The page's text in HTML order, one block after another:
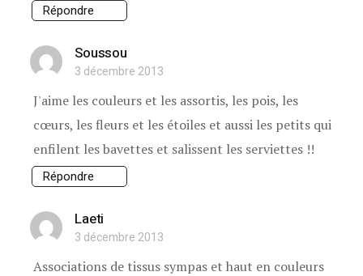
Répondre
Soussou
3 décembre 2013
J'aime les couleurs et les assortis, les pois, les
cœurs, les fleurs et les étoiles et aussi les petits qui
enfilent les bavettes et salissent les serviettes !!
Répondre
Laeti
3 décembre 2013
Associations de tissus sympas et haut en couleurs